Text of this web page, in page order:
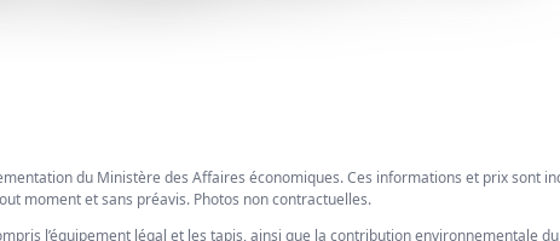
du Ministère des Affaires économiques. Ces informations et prix sont
moment et sans préavis. Photos non contractuelles.
l’équipement légal et les tapis, ainsi que la contribution environnementale